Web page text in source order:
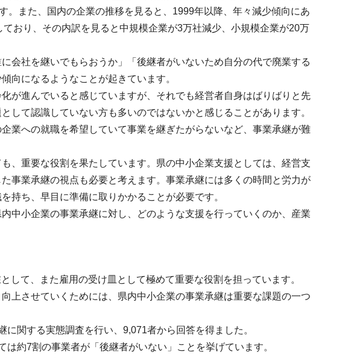
。また、国内の企業の推移を見ると、1999年以降、年々減少傾向にあ
おり、その内訳を見ると中規模企業が3万社減少、小規模企業が20万
会社を継いでもらおうか」「後継者がいないため自分の代で廃業する
向になるようなことが起きています。
が進んでいると感じていますが、それでも経営者自身はばりばりと先
して認識していない方も多いのではないかと感じることがあります。
業への就職を希望していて事業を継ぎたがらないなど、事業承継が難
、重要な役割を果たしています。県の中小企業支援としては、経営支
事業承継の視点も必要と考えます。事業承継には多くの時間と労力が
持ち、早目に準備に取りかかることが必要です。
中小企業の事業承継に対し、どのような支援を行っていくのか、産業
して、また雇用の受け皿として極めて重要な役割を担っています。
上させていくためには、県内中小企業の事業承継は重要な課題の一つ
関する実態調査を行い、9,071者から回答を得ました。
約7割の事業者が「後継者がいない」ことを挙げています。